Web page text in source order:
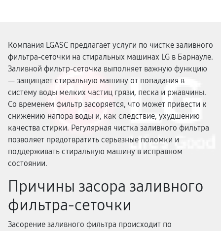
Компания LGASC предлагает услуги по чистке заливного
фильтра-сеточки на стиральных машинах LG в Барнауле.
Заливной фильтр-сеточка выполняет важную функцию
— защищает стиральную машину от попадания в
систему воды мелких частиц грязи, песка и ржавчины.
Со временем фильтр засоряется, что может привести к
снижению напора воды и, как следствие, ухудшению
качества стирки. Регулярная чистка заливного фильтра
позволяет предотвратить серьезные поломки и
поддерживать стиральную машину в исправном
состоянии.
Причины засора заливного
фильтра-сеточки
Засорение заливного фильтра происходит по